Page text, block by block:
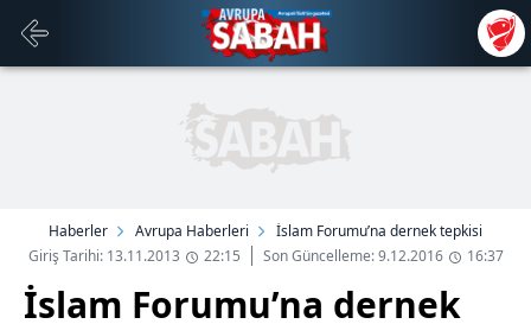
Haberler Avrupa Haberleri
İslam Forumu’na dernek tepkisi
Giriş Tarihi: 13.11.2013
22:15 Son Güncelleme: 9.12.2016 16:37
İslam Forumu’na dernek